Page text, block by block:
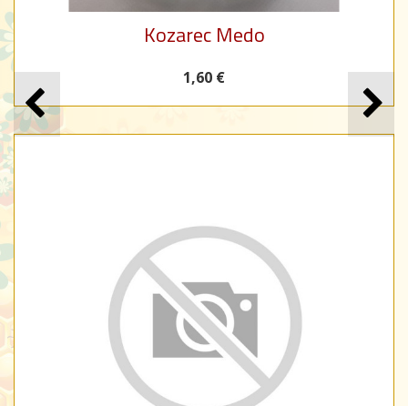
Kozarec Medo
1,60 €